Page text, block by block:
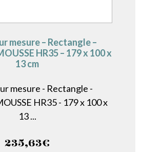
mesure – Rectangle –
HR35 – 179 x 100 x
13 cm
mesure - Rectangle -
HR35 - 179 x 100 x
13 ...
235,63€